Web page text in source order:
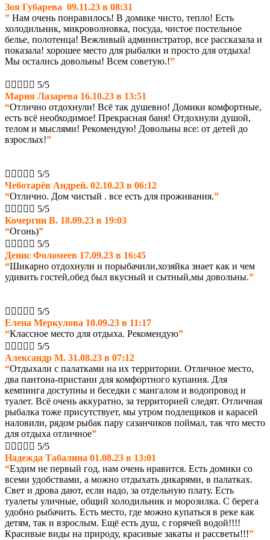
Зоя Губарева 09.11.23 в 08:31
” Нам очень понравилось! В домике чисто, тепло! Есть
холодильник, микроволновка, посуда, чистое постельное
белье, полотенца! Вежливый администратор, все рассказала и
показала! хорошее место для рыбалки и просто для отдыха!
Мы остались довольны! Всем советую.!”
     5/5
Мария Лазарева 16.10.23 в 13:51
“Отлично отдохнули! Всё так душевно! Домики комфортные,
есть всё необходимое! Прекрасная баня! Отдохнули душой,
телом и мыслями! Рекомендую! Довольны все: от детей до
взрослых!”
     5/5
Чеботарёв Андрей. 02.10.23 в 06:12
“Отлично. Дом чистый . все есть для проживания.”
     5/5
Кочергин В. 18.09.23 в 19:03
“Огонь)”
     5/5
Денис Фоломеев 17.09.23 в 16:45
“Шикарно отдохнули и порыбачили,хозяйка знает как и чем
удивить гостей,обед был вкусный и сытный,мы довольны.”
     5/5
Елена Меркулова 10.09.23 в 11:17
“Классное место для отдыха. Рекомендую”
     5/5
Александр М. 31.08.23 в 07:12
“Отдыхали с палатками на их территории. Отличное место,
два пантона-пристани для комфортного купания. Для
кемпинга доступны и беседки с мангалом и водопровод и
туалет. Всё очень аккуратно, за территорией следят. Отличная
рыбалка тоже присутствует, мы утром подлещиков и карасей
наловили, рядом рыбак пару сазанчиков поймал, так что место
для отдыха отличное”
     5/5
Надежда Табалина 01.08.23 в 13:01
“Ездим не первый год, нам очень нравится. Есть домики со
всеми удобствами, а можно отдыхать дикарями, в палатках.
Свет и дрова дают, если надо, за отдельную плату. Есть
туалеты уличные, общий холодильник и морозилка. С берега
удобно рыбачить. Есть место, где можно купаться в реке как
детям, так и взрослым. Ещё есть душ, с горячей водой!!!!
Красивые виды на природу, красивые закаты и рассветы!!!”